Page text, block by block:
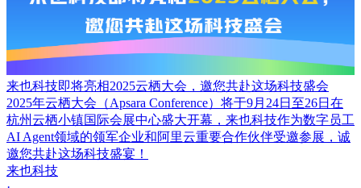
来也科技即将亮相2025云栖大会，邀您共赴这场科技盛会
2025年云栖大会（Apsara Conference）将于9月24日至26日在
杭州云栖小镇国际会展中心盛大开幕，来也科技作为数字员工
AI Agent领域的领军企业和阿里云重要合作伙伴受邀参展，诚
邀您共赴这场科技盛宴！
来也科技